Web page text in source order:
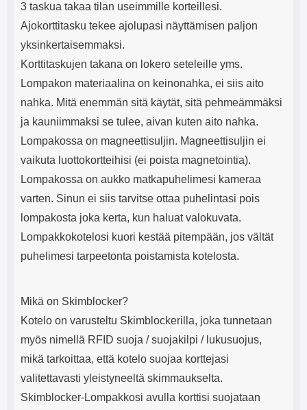
3 taskua takaa tilan useimmille korteillesi.
Ajokorttitasku tekee ajolupasi näyttämisen paljon
yksinkertaisemmaksi.
Korttitaskujen takana on lokero seteleille yms.
Lompakon materiaalina on keinonahka, ei siis aito
nahka. Mitä enemmän sitä käytät, sitä pehmeämmäksi
ja kauniimmaksi se tulee, aivan kuten aito nahka.
Lompakossa on magneettisuljin. Magneettisuljin ei
vaikuta luottokortteihisi (ei poista magnetointia).
Lompakossa on aukko matkapuhelimesi kameraa
varten. Sinun ei siis tarvitse ottaa puhelintasi pois
lompakosta joka kerta, kun haluat valokuvata.
Lompakkokotelosi kuori kestää pitempään, jos vältät
puhelimesi tarpeetonta poistamista kotelosta.
Mikä on Skimblocker?
Kotelo on varusteltu Skimblockerilla, joka tunnetaan
myös nimellä RFID suoja / suojakilpi / lukusuojus,
mikä tarkoittaa, että kotelo suojaa korttejasi
valitettavasti yleistyneeltä skimmaukselta.
Skimblocker-Lompakkosi avulla korttisi suojataan